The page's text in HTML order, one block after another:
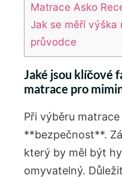
Matrace Asko
Jak se měří výška
průvodce
Jaké jsou klíčové
matrace pro
Při výběru
**bezpečnost**.
který by měl být
omyvatelný.